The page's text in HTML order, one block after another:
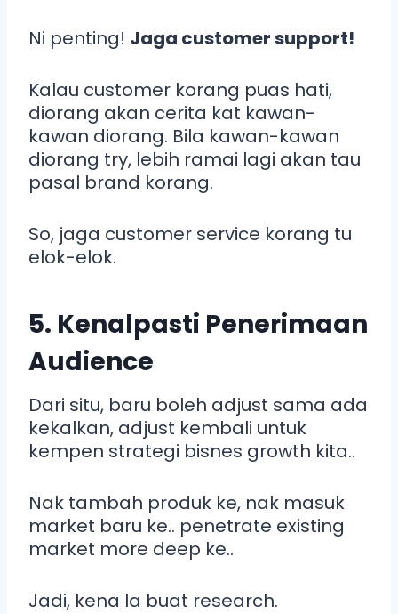
Ni penting! Jaga customer support!
Kalau customer korang puas hati,
diorang akan cerita kat kawan-
kawan diorang. Bila kawan-kawan
diorang try, lebih ramai lagi akan tau
pasal brand korang.
So, jaga customer service korang tu
elok-elok.
5. Kenalpasti Penerimaan
Audience
Dari situ, baru boleh adjust sama ada
kekalkan, adjust kembali untuk
kempen strategi bisnes growth kita..
Nak tambah produk ke, nak masuk
market baru ke.. penetrate existing
market more deep ke..
Jadi, kena la buat research.